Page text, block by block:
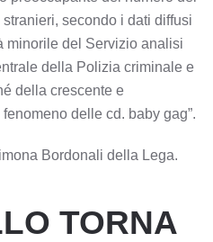
secondo i dati diffusi
minorile del Servizio analisi
della Polizia criminale e
della crescente e
delle cd. baby gag”.
Bordonali della Lega.
TORNA